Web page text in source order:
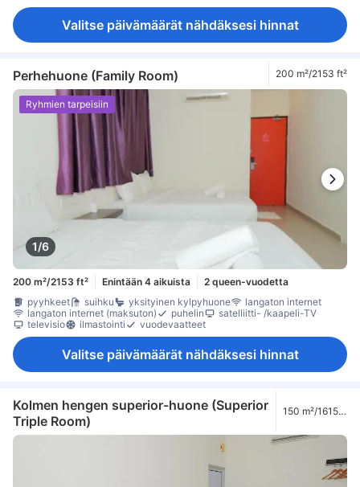
Valitse päivämäärät nähdäksesi hinnat
Perhehuone (Family Room) 200 m²/2153 ft²
1/6
Ryhmien tarpeisiin
200 m²/2153 ft² Enintään 4 aikuista
2 queen-vuodetta
pyyhkeet
suihku yksityinen kylpyhuone
langaton internet
langaton internet (maksuton)
puhelin
satelliitti- /kaapeli-TV
televisio
ilmastointi vuodevaatteet
Valitse päivämäärät nähdäksesi hinnat
Kolmen hengen superior-huone (Superior
Triple Room)
150 m²/1615